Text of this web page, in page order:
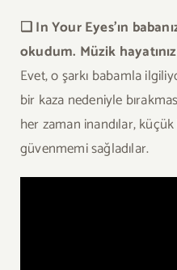
❏ In Your Eyes’ın
okudum. Müzik
Evet, o şarkı babamla
bir kaza nedeniyle
her zaman inandılar,
güvenmemi sağladılar.